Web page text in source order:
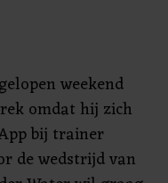
weekend
omdat hij zich
bij trainer
de wedstrijd van